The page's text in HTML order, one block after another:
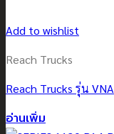
Add to wishlist
Reach Trucks
Reach Trucks รุ่น VNA
อ่านเพิ่ม